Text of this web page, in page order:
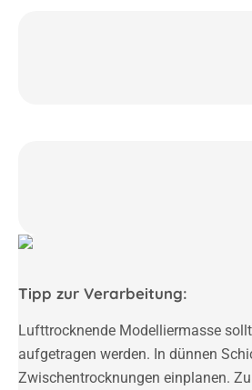
Tipp zur Verarbeitung:
Lufttrocknende Modelliermasse
aufgetragen werden. In dünnen
Zwischentrocknungen einplanen.